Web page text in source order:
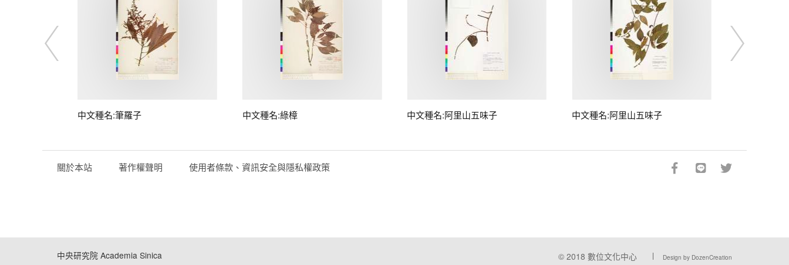
中文種名:筆羅子 中文種名:綠樟 中文種名:阿里山五味子 中文種名:阿里山五味子
關於本站 著作權聲明 使用者條款、資訊安全與隱私權政策
中央研究院 Academia Sinica © 2018 數位文化中心 Design by DozenCreation